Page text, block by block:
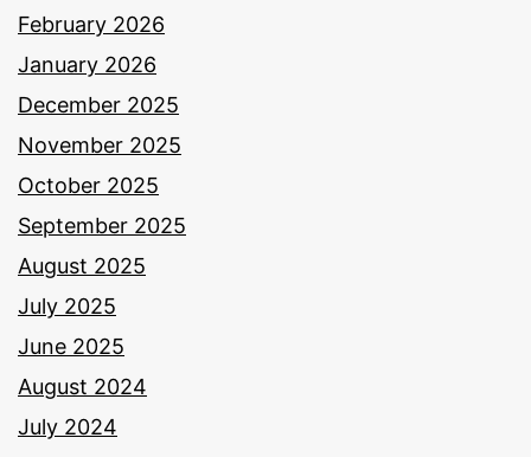
February 2026
January 2026
December 2025
November 2025
October 2025
September 2025
August 2025
July 2025
June 2025
August 2024
July 2024